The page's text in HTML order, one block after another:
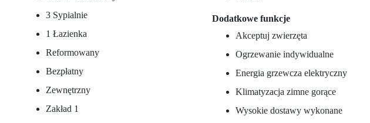
3 Sypialnie
1 Łazienka
Reformowany
Bezpłatny
Zewnętrzny
Zakład 1
Dodatkowe funkcje
Akceptuj zwierzęta
Ogrzewanie indywidualne
Energia grzewcza elektryczny
Klimatyzacja zimne gorące
Wysokie dostawy wykonane